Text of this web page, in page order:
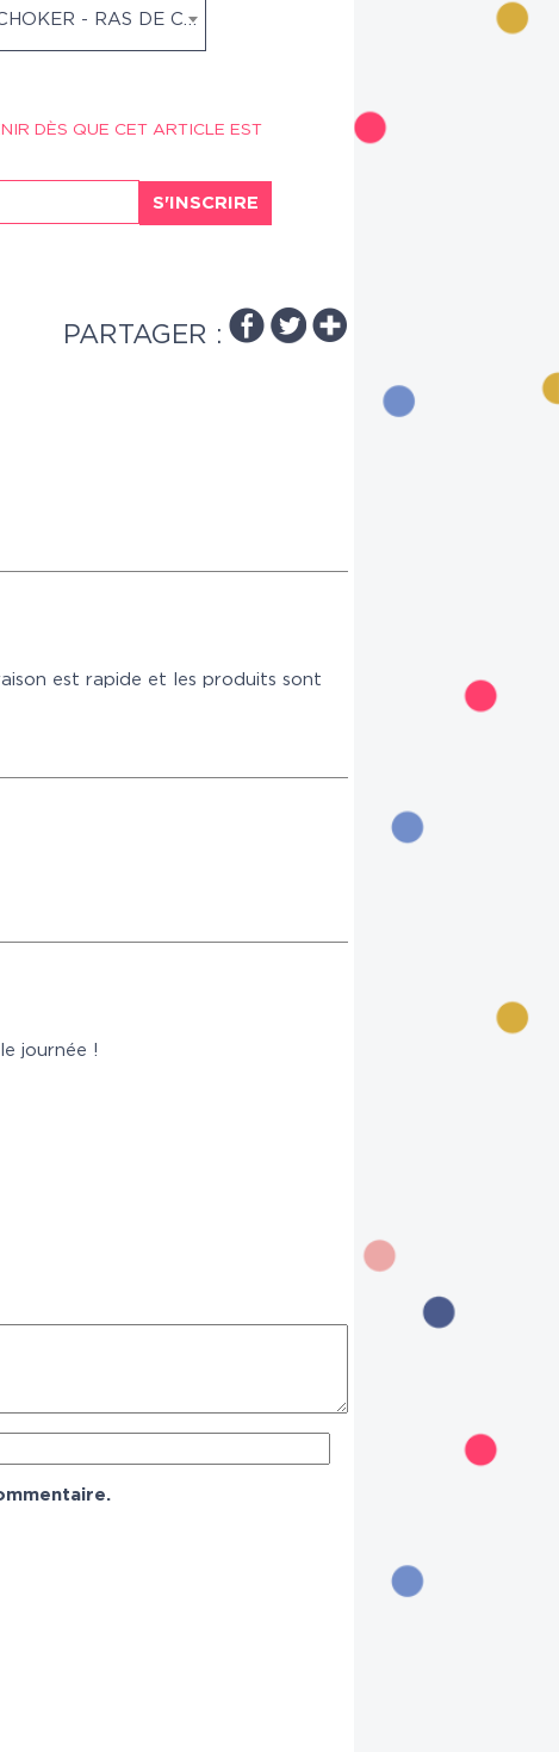
CHOKER - RAS DE COU
DÈS QUE CET ARTICLE EST
S'INSCRIRE
PARTAGER :
est rapide et les produits sont
journée !